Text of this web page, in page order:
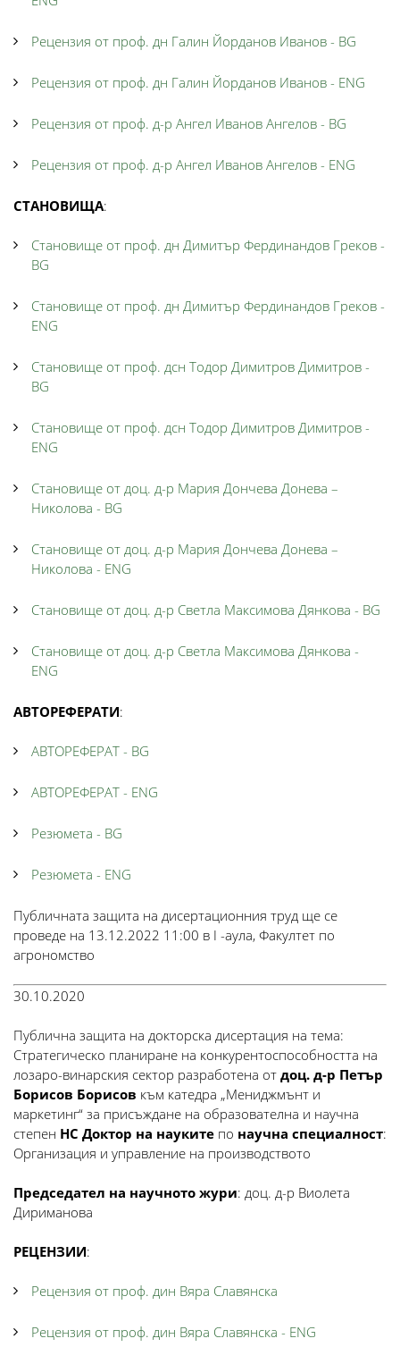
Рецензия от проф. дн Галин Йорданов Иванов - BG
Рецензия от проф. дн Галин Йорданов Иванов - ENG
Рецензия от проф. д-р Ангел Иванов Ангелов - BG
Рецензия от проф. д-р Ангел Иванов Ангелов - ENG
СТАНОВИЩА:
Становище от проф. дн Димитър Фердинандов Греков -
BG
Становище от проф. дн Димитър Фердинандов Греков -
ENG
Становище от проф. дсн Тодор Димитров Димитров -
BG
Становище от проф. дсн Тодор Димитров Димитров -
ENG
Становище от доц. д-р Мария Дончева Донева –
Николова - BG
Становище от доц. д-р Мария Дончева Донева –
Николова - ENG
Становище от доц. д-р Светла Максимова Дянкова - BG
Становище от доц. д-р Светла Максимова Дянкова -
ENG
АВТОРЕФЕРАТИ:
АВТОРЕФЕРАТ - BG
АВТОРЕФЕРАТ - ENG
Резюмета - BG
Резюмета - ENG
Публичната защита на дисертационния труд ще се
проведе на 13.12.2022 11:00 в I -аула, Факултет по
агрономство
30.10.2020
Публична защита на докторска дисертация на тема:
Стратегическо планиране на конкурентоспособността на
лозаро-винарския сектор разработена от доц. д-р Петър
Борисов Борисов към катедра „Мениджмънт и
маркетинг“ за присъждане на образователна и научна
степен НС Доктор на науките по научна специалност:
Организация и управление на производството
Председател на научното жури: доц. д-р Виолета
Дириманова
РЕЦЕНЗИИ:
Рецензия от проф. дин Вяра Славянска
Рецензия от проф. дин Вяра Славянска - ENG